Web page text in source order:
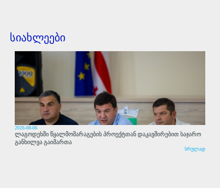
სიახლეები
2026-08-06
ლაგოდეხში წყალმომარაგების პროექტთან დაკავშირებით საჯარო
განხილვა გაიმართა
სრულად